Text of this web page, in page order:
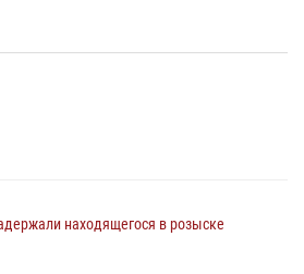
находящегося в розыске